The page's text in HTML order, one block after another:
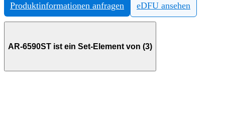
Produktinformationen anfragen eDFU ansehen
AR-6590ST ist ein Set-Element von (3)